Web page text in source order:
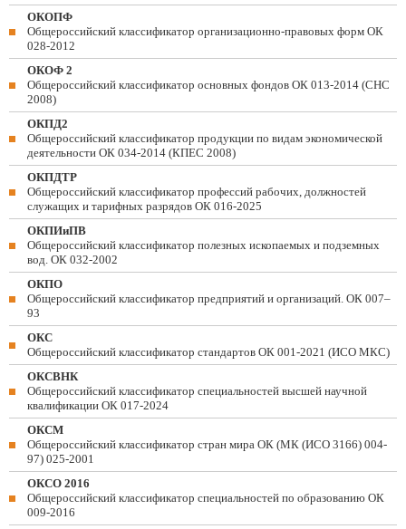
ОКОПФ
Общероссийский классификатор организационно-правовых форм ОК
028-2012
ОКОФ 2
Общероссийский классификатор основных фондов ОК 013-2014 (СНС
2008)
ОКПД2
Общероссийский классификатор продукции по видам экономической
деятельности ОК 034-2014 (КПЕС 2008)
ОКПДТР
Общероссийский классификатор профессий рабочих, должностей
служащих и тарифных разрядов ОК 016-2025
ОКПИиПВ
Общероссийский классификатор полезных ископаемых и подземных
вод. ОК 032-2002
ОКПО
Общероссийский классификатор предприятий и организаций. ОК 007–
93
ОКС
Общероссийский классификатор стандартов ОК 001-2021 (ИСО МКС)
ОКСВНК
Общероссийский классификатор специальностей высшей научной
квалификации ОК 017-2024
ОКСМ
Общероссийский классификатор стран мира ОК (МК (ИСО 3166) 004-
97) 025-2001
ОКСО 2016
Общероссийский классификатор специальностей по образованию ОК
009-2016